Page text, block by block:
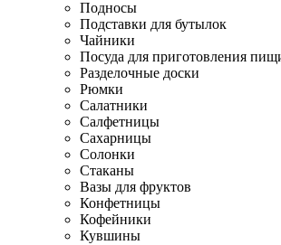
Подносы
Подставки для бутылок
Чайники
Посуда для приготовления
Разделочные доски
Рюмки
Салатники
Салфетницы
Сахарницы
Солонки
Стаканы
Вазы для фруктов
Конфетницы
Кофейники
Кувшины